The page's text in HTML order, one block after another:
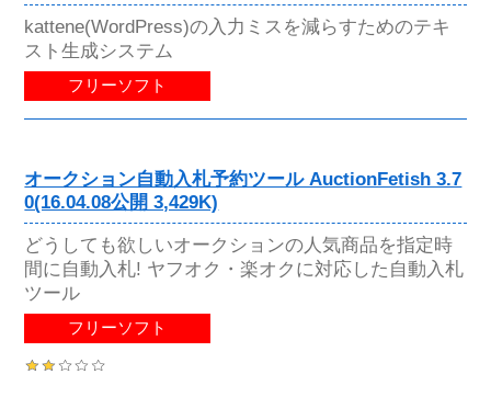
kattene(WordPress)の入力ミスを減らすためのテキ
スト生成システム
フリーソフト
オークション自動入札予約ツール AuctionFetish 3.7
0(16.04.08公開 3,429K)
どうしても欲しいオークションの人気商品を指定時
間に自動入札! ヤフオク・楽オクに対応した自動入札
ツール
フリーソフト